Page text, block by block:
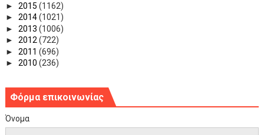
► 2015 (1162)
► 2014(1021)
► 2013 (1006)
► 2012(722)
► 2011 (696)
► 2010 (236)
Φόρμα επικοινωνίας
Όνομα